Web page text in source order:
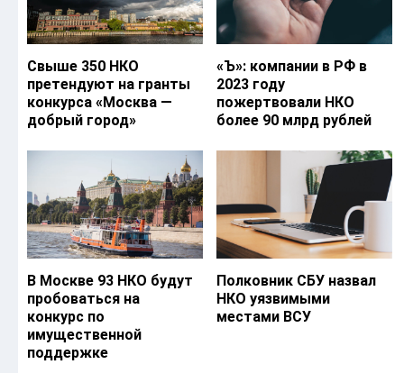
Свыше 350 НКО
претендуют на гранты
конкурса «Москва —
добрый город»
«Ъ‎»: компании в РФ в
2023 году
пожертвовали НКО
более 90 млрд рублей
В Москве 93 НКО будут
пробоваться на
конкурс по
имущественной
поддержке
Полковник СБУ назвал
НКО уязвимыми
местами ВСУ